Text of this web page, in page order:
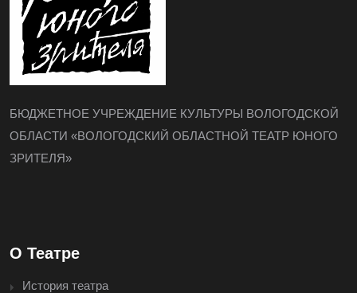
БЮДЖЕТНОЕ УЧРЕЖДЕНИЕ КУЛЬТУРЫ ВОЛОГОДСКОЙ
ОБЛАСТИ «ВОЛОГОДСКИЙ ОБЛАСТНОЙ ТЕАТР ЮНОГО
ЗРИТЕЛЯ»
О Театре
История театра